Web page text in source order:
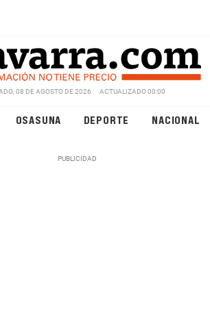
08 DE AGOSTO DE 2026 ACTUALIZADO 00:00
OSASUNA DEPORTE NACIONAL